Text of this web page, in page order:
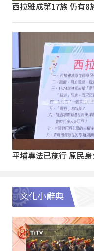
西拉雅成第17族 仍有8
平埔專法已施行 原民
文化小辭典